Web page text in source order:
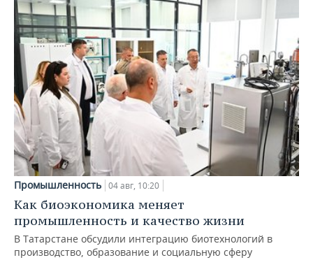
Промышленность 04 авг, 10:20
Как биоэкономика меняет
промышленность и качество жизни
В Татарстане обсудили интеграцию биотехнологий в
производство, образование и социальную сферу